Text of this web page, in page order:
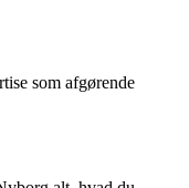
som afgørende